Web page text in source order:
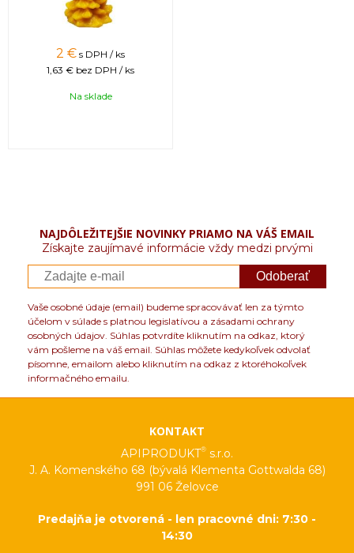
2 € s DPH / ks
1,63 € bez DPH / ks
Na sklade
NAJDÔLEŽITEJŠIE NOVINKY PRIAMO NA VÁŠ EMAIL
Získajte zaujímavé informácie vždy medzi prvými
Odoberať
Vaše osobné údaje (email) budeme spracovávať len za týmto
účelom v súlade s platnou legislatívou a zásadami ochrany
osobných údajov. Súhlas potvrdíte kliknutím na odkaz, ktorý
vám pošleme na váš email. Súhlas môžete kedykoľvek odvolať
písomne, emailom alebo kliknutím na odkaz z ktoréhokoľvek
informačného emailu.
KONTAKT
APIPRODUKT® s.r.o.
J. A. Komenského 68 (bývalá Klementa Gottwalda 68)
991 06 Želovce
Predajňa je otvorená - len pracovné dni: 7:30 -
14:30